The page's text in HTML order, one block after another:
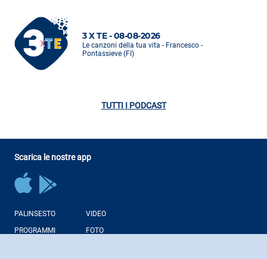
3 X TE - 08-08-2026
Le canzoni della tua vita - Francesco -
Pontassieve (FI)
TUTTI I PODCAST
Scarica le nostre app
PALINSESTO
PROGRAMMI
VIDEO
FOTO